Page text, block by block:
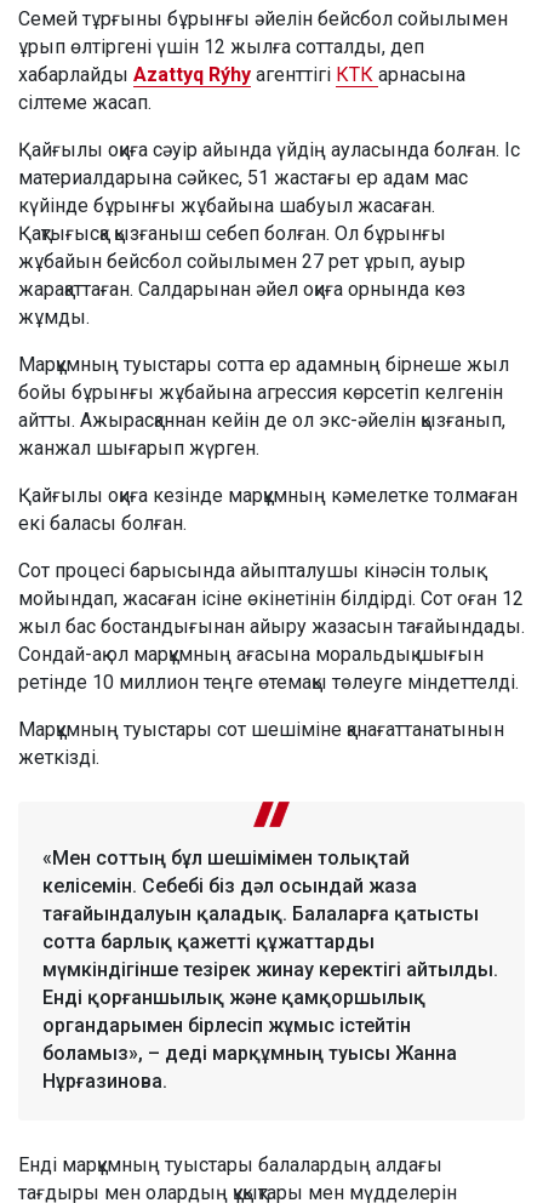
Семей тұрғыны бұрынғы әйелін бейсбол сойылымен
ұрып өлтіргені үшін 12 жылға сотталды, деп
хабарлайды Azattyq Rýhy агенттігі КТК арнасына
сілтеме жасап.
Қайғылы оқиға сәуір айында үйдің ауласында болған. Іс
материалдарына сәйкес, 51 жастағы ер адам мас
күйінде бұрынғы жұбайына шабуыл жасаған.
Қақтығысқа қызғаныш себеп болған. Ол бұрынғы
жұбайын бейсбол сойылымен 27 рет ұрып, ауыр
жарақаттаған. Салдарынан әйел оқиға орнында көз
жұмды.
Марқұмның туыстары сотта ер адамның бірнеше жыл
бойы бұрынғы жұбайына агрессия көрсетіп келгенін
айтты. Ажырасқаннан кейін де ол экс-әйелін қызғанып,
жанжал шығарып жүрген.
Қайғылы оқиға кезінде марқұмның кәмелетке толмаған
екі баласы болған.
Сот процесі барысында айыпталушы кінәсін толық
мойындап, жасаған ісіне өкінетінін білдірді. Сот оған 12
жыл бас бостандығынан айыру жазасын тағайындады.
Сондай-ақ ол марқұмның ағасына моральдық шығын
ретінде 10 миллион теңге өтемақы төлеуге міндеттелді.
Марқұмның туыстары сот шешіміне қанағаттанатынын
жеткізді.
«Мен соттың бұл шешімімен толықтай
келісемін. Себебі біз дәл осындай жаза
тағайындалуын қаладық. Балаларға қатысты
сотта барлық қажетті құжаттарды
мүмкіндігінше тезірек жинау керектігі айтылды.
Енді қорғаншылық және қамқоршылық
органдарымен бірлесіп жұмыс істейтін
боламыз», – деді марқұмның туысы Жанна
Нұрғазинова.
Енді марқұмның туыстары балалардың алдағы
тағдыры мен олардың құқықтары мен мүдделерін